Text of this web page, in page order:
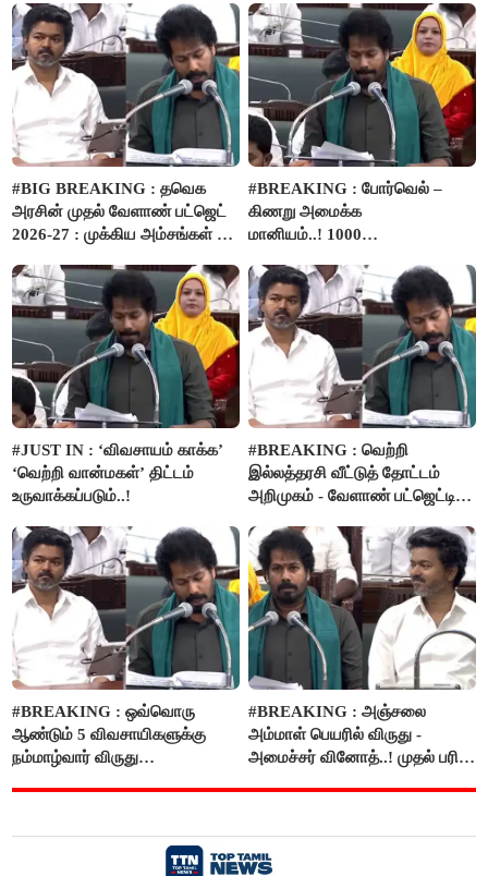
#BIG BREAKING : தவெக
அரசின் முதல் வேளாண் பட்ஜெட்
2026-27 : முக்கிய அம்சங்கள் ஓர்
#BREAKING : போர்வெல் –
கிணறு அமைக்க
மானியம்..! 1000
பம்புசெட் வழங்கப்படும்..!
#JUST IN : ‘விவசாயம் காக்க’
‘வெற்றி வான்மகள்’ திட்டம்
உருவாக்கப்படும்..!
#BREAKING : வெற்றி
இல்லத்தரசி வீட்டுத் தோட்டம்
அறிமுகம் - வேளாண் பட்ஜெட்டில்
#BREAKING : ஒவ்வொரு
ஆண்டும் 5 விவசாயிகளுக்கு
நம்மாழ்வார் விருது
#BREAKING : அஞ்சலை
அம்மாள் பெயரில் விருது -
அமைச்சர் வினோத்..! முதல் பரிசு